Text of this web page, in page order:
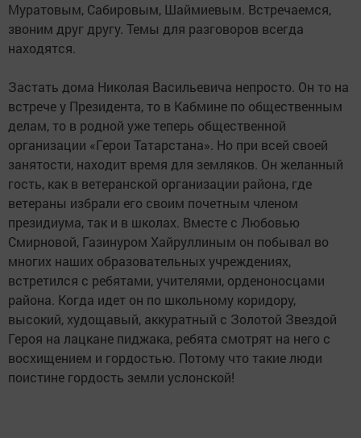
Муратовым, Сабировым, Шаймиевым. Встречаемся,
звоним друг другу. Темы для разговоров всегда
находятся.
Застать дома Николая Васильевича непросто. Он то на
встрече у Президента, то в Кабмине по общественным
делам, то в родной уже теперь общественной
организации «Герои Татарстана». Но при всей своей
занятости, находит время для земляков. Он желанный
гость, как в ветеранской организации района, где
ветераны избрали его своим почетным членом
президиума, так и в школах. Вместе с Любовью
Смирновой, Газинуром Хайруллиным он побывал во
многих наших образовательных учреждениях,
встретился с ребятами, учителями, орденоносцами
района. Когда идет он по школьному коридору,
высокий, худощавый, аккуратный с Золотой Звездой
Героя на лацкане пиджака, ребята смотрят на него с
восхищением и гордостью. Потому что такие люди
поистине гордость земли услонской!